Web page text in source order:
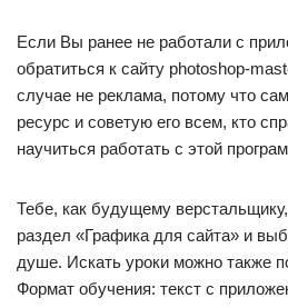
Если Вы ранее не работали с
обратиться к сайту photoshop-
случае не реклама, потому что
ресурс и советую его всем, кто
научиться работать с этой
Тебе, как будущему
раздел «Графика для сайта» и
душе. Искать уроки можно также
Формат обучения: текст с